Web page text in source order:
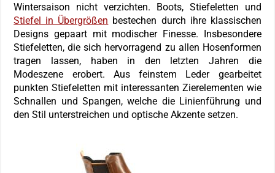
Wintersaison nicht verzichten. Boots, Stiefeletten und
Stiefel in Übergrößen bestechen durch ihre klassischen
Designs gepaart mit modischer Finesse. Insbesondere
Stiefeletten, die sich hervorragend zu allen Hosenformen
tragen lassen, haben in den letzten Jahren die
Modeszene erobert. Aus feinstem Leder gearbeitet
punkten Stiefeletten mit interessanten Zierelementen wie
Schnallen und Spangen, welche die Linienführung und
den Stil unterstreichen und optische Akzente setzen.